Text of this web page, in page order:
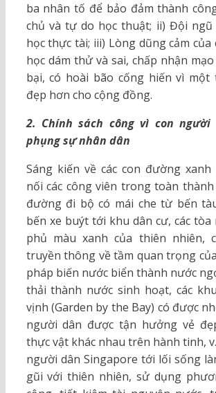
ba nhân tố để bảo đảm thành
chủ và tự do học thuật; ii) Đội ngũ
học thực tài; iii) Lòng dũng cảm của
học dám thử và sai, chấp nhận
bại, có hoài bão cống hiến vì
đẹp hơn cho cộng đồng.
2. Chính sách công vì con người
phụng sự nhân dân
Sáng kiến về các con đường
nối các công viên trong toàn thành
đường đi bộ có mái che từ bến
bến xe buýt tới khu dân cư, các tòa
phủ màu xanh của thiên nhiên,
truyền thông về tầm quan trọng
pháp biến nước biển thành nước
thải thành nước sinh hoạt, các
vịnh (Garden by the Bay) có được
người dân được tận hưởng vẻ
thực vật khác nhau trên hành tinh,
người dân Singapore tới lối sống
gũi với thiên nhiên, sử dụng